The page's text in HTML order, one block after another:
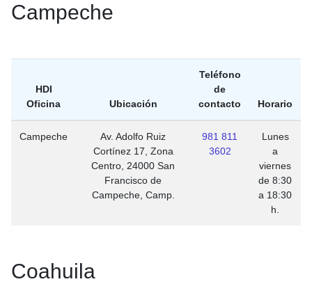
Campeche
HDI
Oficina
Ubicación
Teléfono
de
contacto
Horario
Campeche
Av. Adolfo Ruiz
Cortínez 17, Zona
Centro, 24000 San
Francisco de
Campeche, Camp.
981 811
3602
Lunes
a
viernes
de 8:30
a 18:30
h.
Coahuila